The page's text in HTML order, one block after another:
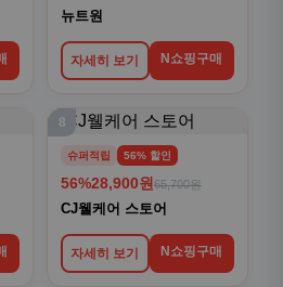
56%28,900원
자세히 보기 N쇼핑구매
59% 할인
59%58,900원145,100원
자세히 보기 N쇼핑구매